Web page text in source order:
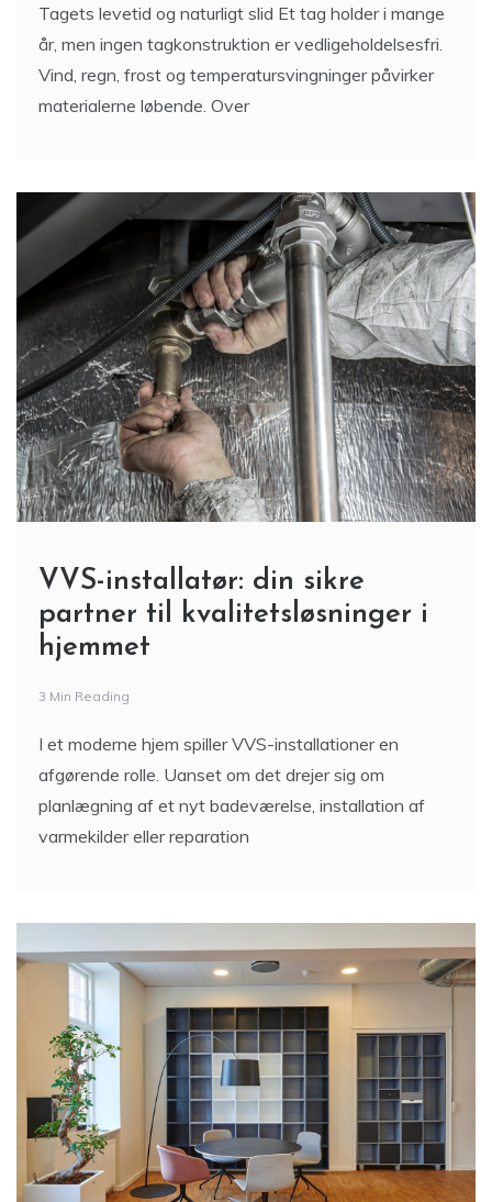
Tagets levetid og naturligt slid Et tag holder i mange
år, men ingen tagkonstruktion er vedligeholdelsesfri.
Vind, regn, frost og temperatursvingninger påvirker
materialerne løbende. Over
VVS-installatør: din sikre
partner til kvalitetsløsninger i
hjemmet
3 Min Reading
I et moderne hjem spiller VVS-installationer en
afgørende rolle. Uanset om det drejer sig om
planlægning af et nyt badeværelse, installation af
varmekilder eller reparation